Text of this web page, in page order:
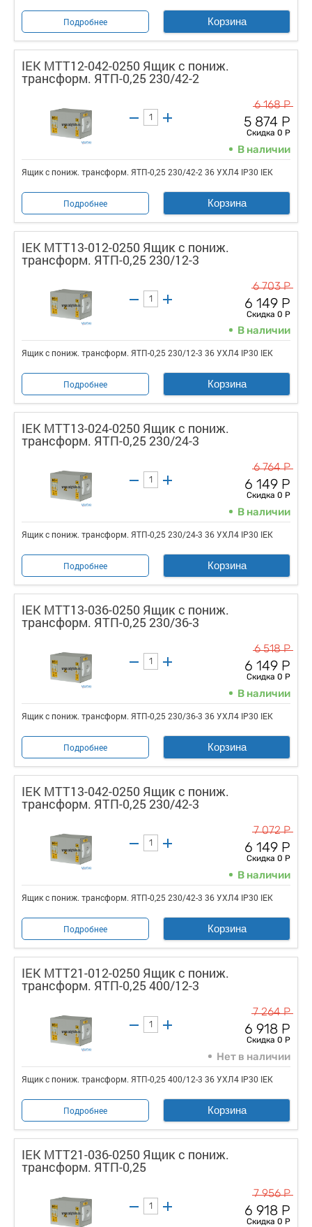
Подробнее Корзина
IEK MTT12-042-0250 Ящик с пониж.
трансформ. ЯТП-0,25 230/42-2
6 168 Р
5 874 Р
Скидка 0 Р
В наличии
Ящик с пониж. трансформ. ЯТП-0,25 230/42-2 36 УХЛ4 IP30 IEK
Подробнее Корзина
IEK MTT13-012-0250 Ящик с пониж.
трансформ. ЯТП-0,25 230/12-3
6 703 Р
6 149 Р
Скидка 0 Р
В наличии
Ящик с пониж. трансформ. ЯТП-0,25 230/12-3 36 УХЛ4 IP30 IEK
Подробнее Корзина
IEK MTT13-024-0250 Ящик с пониж.
трансформ. ЯТП-0,25 230/24-3
6 764 Р
6 149 Р
Скидка 0 Р
В наличии
Ящик с пониж. трансформ. ЯТП-0,25 230/24-3 36 УХЛ4 IP30 IEK
Подробнее Корзина
IEK MTT13-036-0250 Ящик с пониж.
трансформ. ЯТП-0,25 230/36-3
6 518 Р
6 149 Р
Скидка 0 Р
В наличии
Ящик с пониж. трансформ. ЯТП-0,25 230/36-3 36 УХЛ4 IP30 IEK
Подробнее Корзина
IEK MTT13-042-0250 Ящик с пониж.
трансформ. ЯТП-0,25 230/42-3
7 072 Р
6 149 Р
Скидка 0 Р
В наличии
Ящик с пониж. трансформ. ЯТП-0,25 230/42-3 36 УХЛ4 IP30 IEK
Подробнее Корзина
IEK MTT21-012-0250 Ящик с пониж.
трансформ. ЯТП-0,25 400/12-3
7 264 Р
6 918 Р
Скидка 0 Р
Нет в наличии
Ящик с пониж. трансформ. ЯТП-0,25 400/12-3 36 УХЛ4 IP30 IEK
Подробнее Корзина
IEK MTT21-036-0250 Ящик с пониж.
трансформ. ЯТП-0,25
7 956 Р
6 918 Р
Скидка 0 Р